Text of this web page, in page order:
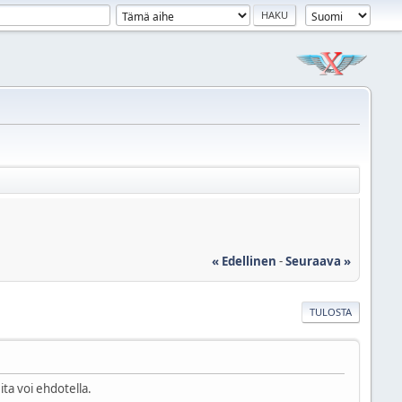
« Edellinen -Seuraava »
TULOSTA
voi ehdotella.